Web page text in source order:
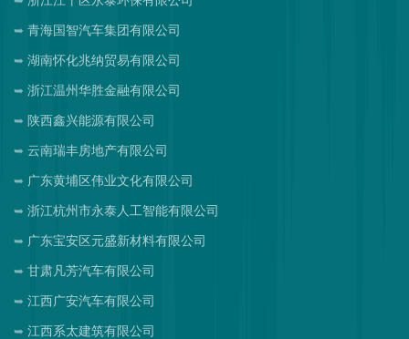
青海国智汽车集团有限公司
湖南怀化兆纳贸易有限公司
浙江温州华胜金融有限公司
陕西鑫兴能源有限公司
云南瑞丰房地产有限公司
广东黄埔区伟业文化有限公司
浙江杭州市永泰人工智能有限公司
广东宝安区元盛新材料有限公司
甘肃凡芳汽车有限公司
江西广安汽车有限公司
江西系太建筑有限公司